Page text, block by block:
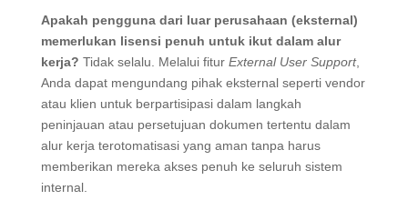
Apakah pengguna dari luar perusahaan (eksternal)
memerlukan lisensi penuh untuk ikut dalam alur
kerja? Tidak selalu. Melalui fitur External User Support,
Anda dapat mengundang pihak eksternal seperti vendor
atau klien untuk berpartisipasi dalam langkah
peninjauan atau persetujuan dokumen tertentu dalam
alur kerja terotomatisasi yang aman tanpa harus
memberikan mereka akses penuh ke seluruh sistem
internal.